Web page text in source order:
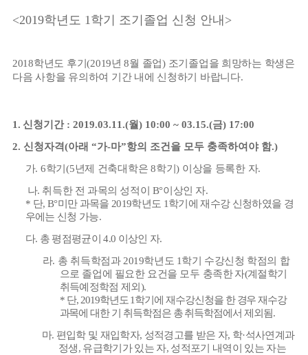
<2019학년도 1학기 조기졸업 신청 안내>
2018학년도 후기(2019년8월 졸업) 조기졸업을 희망하는 학생은
다음 사항을 유의하여 기간 내에 신청하기 바랍니다.
1. 신청기간 : 2019.03.11.(월) 10:00 ~ 03.15.(금) 17:00
2. 신청자격(아래 “가-마”항의 조건을 모두 충족하여야 함.)
가. 6학기(5년제 건축대학은8학기) 이상을 등록한 자.
나. 취득한 전 과목의 성적이 B°이상인 자.
* 단, B°미만 과목을 2019학년도 1학기에 재수강 신청하였을 경
우에는 신청 가능.
다. 총 평점평균이4.0 이상인 자.
라. 총 취득학점과2019학년도 1학기 수강신청 학점의 합
으로 졸업에 필요한 요건을 모두 충족한 자(계절학기
취득예정학점 제외 ).
* 단, 2019학년도1학기에 재수강신청을 한 경우 재수강
과목에 대한 기 취득학점은 총 취득학점에서 제외됨.
마. 편입학 및 재입학자, 성적경고를 받은 자, 학·석사연계과
정생, 유급학기가 있는 자, 성적포기 내역이 있는 자는